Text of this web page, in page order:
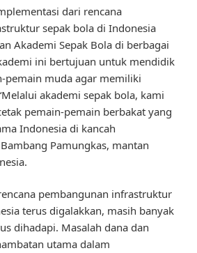
dari rencana
sepak bola di Indonesia
Akademi Sepak Bola di berbagai
ini bertujuan untuk mendidik
pemain muda agar memiliki
akademi sepak bola, kami
pemain-pemain berbakat yang
Indonesia di kancah
Pamungkas, mantan
pembangunan infrastruktur
terus digalakkan, masih banyak
dihadapi. Masalah dana dan
utama dalam